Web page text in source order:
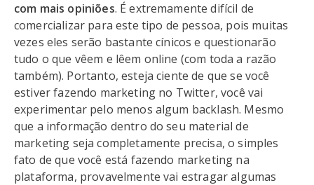
com mais opiniões. É extremamente difícil de
comercializar para este tipo de pessoa, pois muitas
vezes eles serão bastante cínicos e questionarão
tudo o que vêem e lêem online (com toda a razão
também). Portanto, esteja ciente de que se você
estiver fazendo marketing no Twitter, você vai
experimentar pelo menos algum backlash. Mesmo
que a informação dentro do seu material de
marketing seja completamente precisa, o simples
fato de que você está fazendo marketing na
plataforma, provavelmente vai estragar algumas